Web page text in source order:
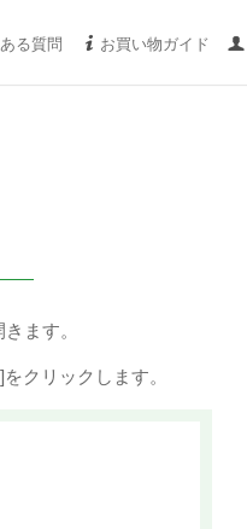
る質問 お買い物ガイド
ます。
クリックします。